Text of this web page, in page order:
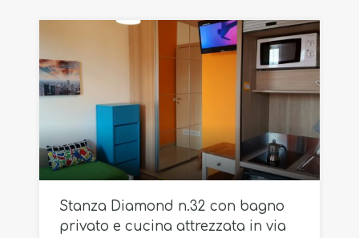
Stanza Diamond n.32 con bagno
privato e cucina attrezzata in via